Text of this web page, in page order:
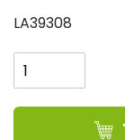
LA39308
Speedglas
9100
MP